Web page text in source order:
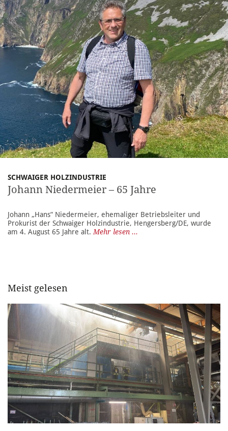
SCHWAIGER HOLZINDUSTRIE
Johann Niedermeier – 65 Jahre
Johann „Hans“ Niedermeier, ehemaliger Betriebsleiter und
Prokurist der Schwaiger Holzindustrie, Hengersberg/DE, wurde
am 4. August 65 Jahre alt. Mehr lesen ...
Meist gelesen